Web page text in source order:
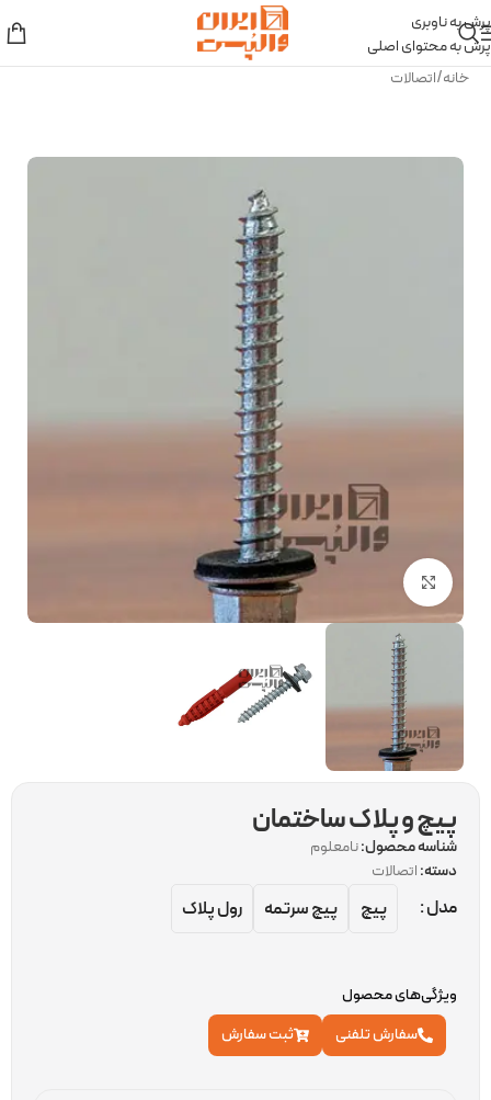
پرش به ناوبری
پرش به محتوای اصلی
خانه/اتصالات
برای بزرگنمایی کلیک کنید
پیچ و پلاک ساختمان
شناسه محصول:نامعلوم
دسته:اتصالات
مدل پیچ پیچ سرتمه رول پلاک
ویژگی‌های محصول
سفارش تلفنی
ثبت سفارش